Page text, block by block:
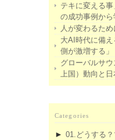
テキに変える
の成功事例から
人が変わるた
大AI時代に備
側が激増する」
グローバルサ
上国）動向と日
Categories
► 01.どうする